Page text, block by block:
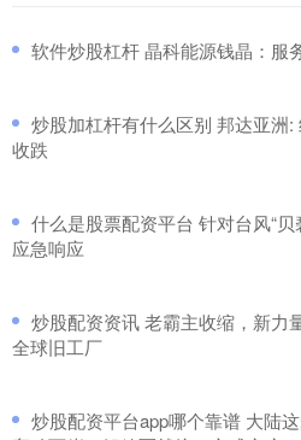
软件炒股杠杆 晶科能源钱晶：服
炒股加杠杆有什么区别 邦达亚洲
收跌
什么是股票配资平台 针对台风“
应急响应
炒股配资资讯 老霸主收缩，新力
全球旧工厂
炒股配资平台app哪个靠谱 大陆